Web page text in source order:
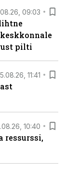
09:03
pilti
11:41
10:40
ressurssi,